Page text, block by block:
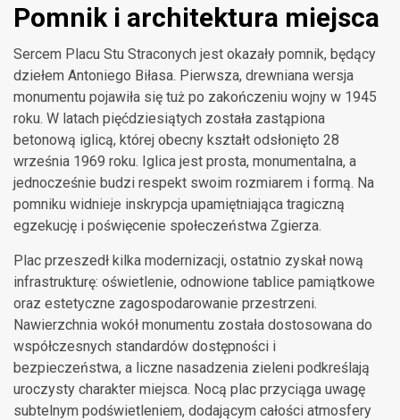
Pomnik i architektura miejsca
Sercem Placu Stu Straconych jest okazały pomnik, będący
dziełem Antoniego Biłasa. Pierwsza, drewniana wersja
monumentu pojawiła się tuż po zakończeniu wojny w 1945
roku. W latach pięćdziesiątych została zastąpiona
betonową iglicą, której obecny kształt odsłonięto 28
września 1969 roku. Iglica jest prosta, monumentalna, a
jednocześnie budzi respekt swoim rozmiarem i formą. Na
pomniku widnieje inskrypcja upamiętniająca tragiczną
egzekucję i poświęcenie społeczeństwa Zgierza.
Plac przeszedł kilka modernizacji, ostatnio zyskał nową
infrastrukturę: oświetlenie, odnowione tablice pamiątkowe
oraz estetyczne zagospodarowanie przestrzeni.
Nawierzchnia wokół monumentu została dostosowana do
współczesnych standardów dostępności i
bezpieczeństwa, a liczne nasadzenia zieleni podkreślają
uroczysty charakter miejsca. Nocą plac przyciąga uwagę
subtelnym podświetleniem, dodającym całości atmosfery